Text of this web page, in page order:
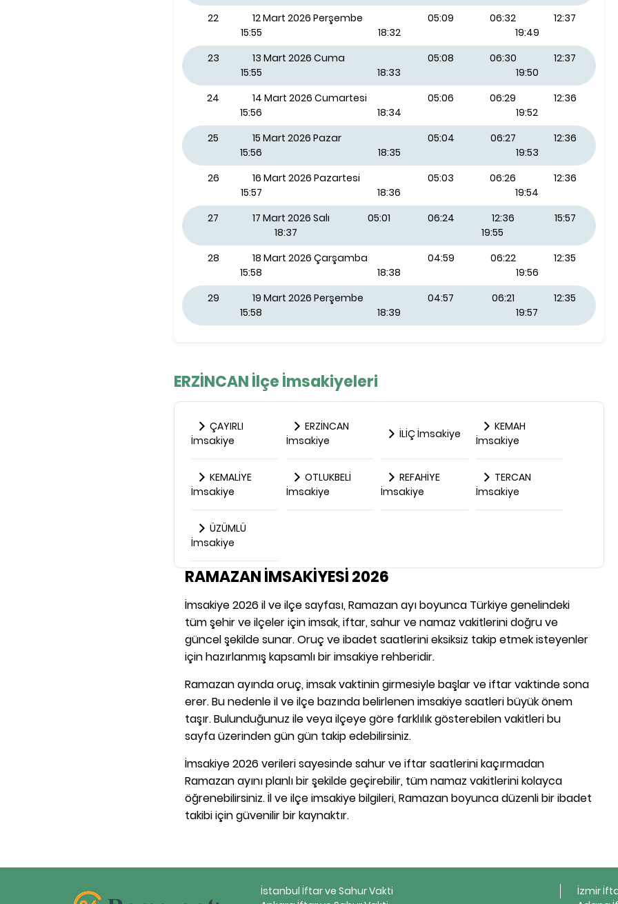
22
12 Mart 2026 Perşembe 05:09 06:32
12:37
15:55
18:32
19:49
23
13 Mart 2026 Cuma 05:08 06:30
12:37
15:55
18:33
19:50
24
14 Mart 2026 Cumartesi 05:06 06:29
12:36
15:56
18:34
19:52
25
15 Mart 2026 Pazar 05:04 06:27
12:36
15:56
18:35
19:53
26
16 Mart 2026 Pazartesi 05:03 06:26
12:36
15:57
18:36
19:54
27
17 Mart 2026 Salı 05:01 06:24 12:36
15:57
18:37
19:55
28
18 Mart 2026 Çarşamba 04:59 06:22
12:35
15:58
18:38
19:56
29
19 Mart 2026 Perşembe 04:57 06:21
12:35
15:58
18:39 19:57
ERZİNCAN İlçe İmsakiyeleri
ÇAYIRLI
İmsakiye
ERZİNCAN
İmsakiye
İLİÇ İmsakiye
KEMAH
İmsakiye
KEMALİYE
İmsakiye
OTLUKBELİ
İmsakiye
REFAHİYE
İmsakiye
TERCAN
İmsakiye
ÜZÜMLÜ
İmsakiye
RAMAZAN İMSAKİYESİ 2026
İmsakiye 2026 il ve ilçe sayfası, Ramazan ayı boyunca Türkiye genelindeki
tüm şehir ve ilçeler için imsak, iftar, sahur ve namaz vakitlerini doğru ve
güncel şekilde sunar. Oruç ve ibadet saatlerini eksiksiz takip etmek isteyenler
için hazırlanmış kapsamlı bir imsakiye rehberidir.
Ramazan ayında oruç, imsak vaktinin girmesiyle başlar ve iftar vaktinde sona
erer. Bu nedenle il ve ilçe bazında belirlenen imsakiye saatleri büyük önem
taşır. Bulunduğunuz ile veya ilçeye göre farklılık gösterebilen vakitleri bu
sayfa üzerinden gün gün takip edebilirsiniz.
İmsakiye 2026 verileri sayesinde sahur ve iftar saatlerini kaçırmadan
Ramazan ayını planlı bir şekilde geçirebilir, tüm namaz vakitlerini kolayca
öğrenebilirsiniz. İl ve ilçe imsakiye bilgileri, Ramazan boyunca düzenli bir ibadet
takibi için güvenilir bir kaynaktır.
İstanbul İftar ve Sahur Vakti
İzmir